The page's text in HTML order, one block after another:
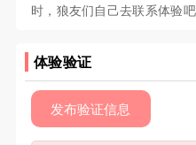
时，狼友们自己去联系体验吧
体验验证
发布验证信息